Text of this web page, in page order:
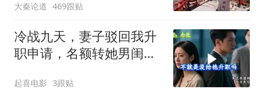
大秦论道 469跟贴
冷战九天，妻子驳回我升
职申请，名额转她男闺
起喜电影 3跟贴